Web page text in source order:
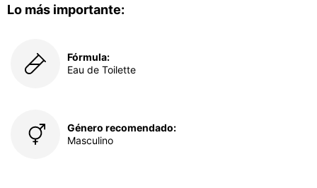
Lo más importante:
Fórmula:
Eau de Toilette
Género recomendado:
Masculino